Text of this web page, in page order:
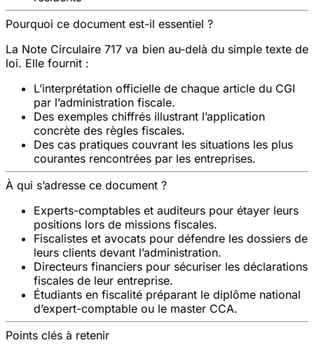
Pourquoi ce document est-il essentiel ?
La Note Circulaire 717 va bien au-delà du simple texte de
loi. Elle fournit :
L’interprétation officielle de chaque article du CGI
par l’administration fiscale.
Des exemples chiffrés illustrant l’application
concrète des règles fiscales.
Des cas pratiques couvrant les situations les plus
courantes rencontrées par les entreprises.
À qui s’adresse ce document ?
Experts-comptables et auditeurs pour étayer leurs
positions lors de missions fiscales.
Fiscalistes et avocats pour défendre les dossiers de
leurs clients devant l’administration.
Directeurs financiers pour sécuriser les déclarations
fiscales de leur entreprise.
Étudiants en fiscalité préparant le diplôme national
d’expert-comptable ou le master CCA.
Points clés à retenir